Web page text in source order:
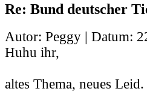
Re: Bund deutscher
Autor: Peggy | Datum:
Huhu ihr,
altes Thema, neues Leid.